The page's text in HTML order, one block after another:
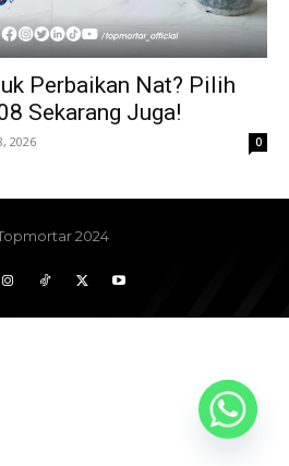
Perbaikan Nat? Pilih
Sekarang Juga!
2026 0
2024